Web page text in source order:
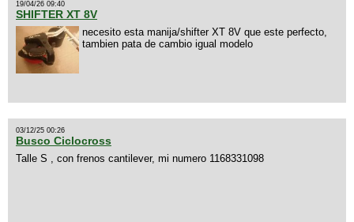
19/04/26 09:40
SHIFTER XT 8V
necesito esta manija/shifter XT 8V que este perfecto,
tambien pata de cambio igual modelo
03/12/25 00:26
Busco Ciclocross
Talle S , con frenos cantilever, mi numero 1168331098